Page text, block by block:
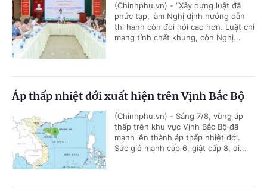
(Chinhphu.vn) - “Xây dựng luật đã
phức tạp, làm Nghị định hướng dẫn
thi hành còn đòi hỏi cao hơn. Luật chỉ
mang tính chất khung, còn Nghị...
Áp thấp nhiệt đới xuất hiện trên Vịnh Bắc Bộ
(Chinhphu.vn) - Sáng 7/8, vùng áp
thấp trên khu vực Vịnh Bắc Bộ đã
mạnh lên thành áp thấp nhiệt đới.
Sức gió mạnh cấp 6, giật cấp 8, di...